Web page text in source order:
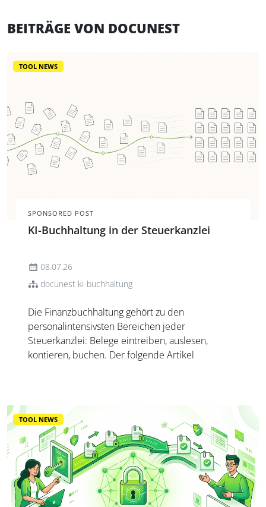
BEITRÄGE VON DOCUNEST
TOOL NEWS
SPONSORED POST
KI-Buchhaltung in der Steuerkanzlei
08.07.26
docunest ki-buchhaltung
Die Finanzbuchhaltung gehört zu den
personalintensivsten Bereichen jeder
Steuerkanzlei: Belege eintreiben, auslesen,
kontieren, buchen. Der folgende Artikel
muss ...
TOOL NEWS